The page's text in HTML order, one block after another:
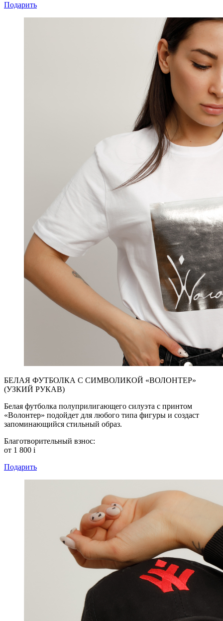
Подарить
БЕЛАЯ ФУТБОЛКА С СИМВОЛИКОЙ «ВОЛОНТЕР»
(УЗКИЙ РУКАВ)
Белая футболка полуприлигающего силуэта с принтом
«Волонтер» подойдет для любого типа фигуры и создаст
запоминающийся стильный образ.
Благотворительный взнос:
от 1 800 i
Подарить